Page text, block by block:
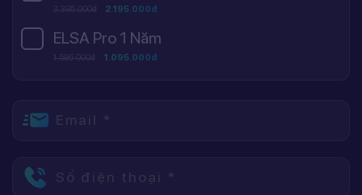
3.395.000đ 2.195.000đ
ELSA Pro 1 Năm
1.595.000đ 1.095.000đ
Email *
Số điện thoại *